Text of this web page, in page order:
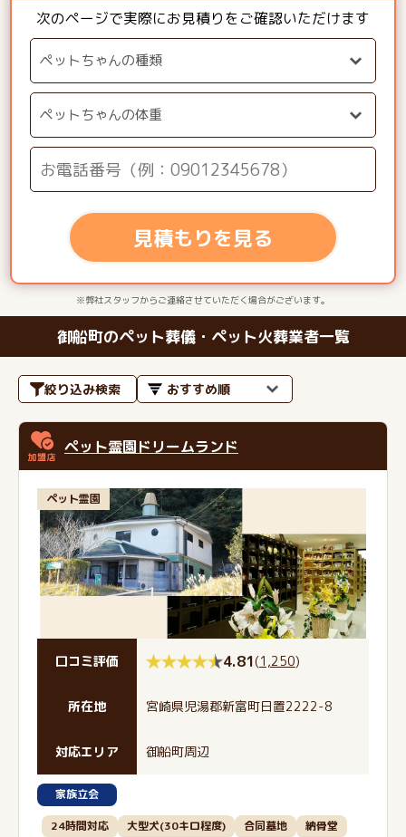
次のページで実際にお見積りをご確認いただけます
見積もりを見る
※弊社スタッフからご連絡させていただく場合がございます。
御船町のペット葬儀・ペット火葬業者一覧
絞り込み検索
ペット霊園ドリームランド
ペット霊園
口コミ評価 4.81(1,250)
所在地 宮崎県児湯郡新富町日置2222-8
対応エリア 御船町周辺
家族立会
24時間対応 大型犬(30キロ程度) 合同墓地
納骨堂